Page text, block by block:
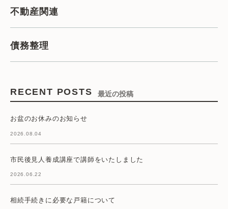
不動産関連
債務整理
RECENT POSTS 最近の投稿
お盆のお休みのお知らせ
2026.08.04
市民後見人養成講座で講師をいたしました
2026.06.22
相続手続きに必要な戸籍について